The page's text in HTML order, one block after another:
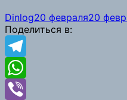
Dinlog20 февраля20
Поделиться в:
Telegram
WhatsApp